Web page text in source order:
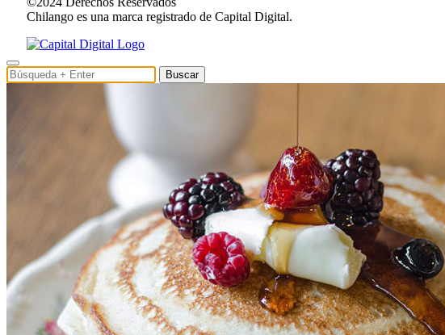
Chilango es una marca registrado de Capital Digital.
Buscar